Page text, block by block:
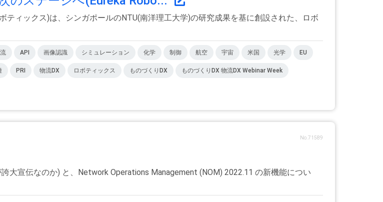
ティックス)は、シンガポールのNTU(南洋理工大学)の研究成果を基に創設された、ロボ
API 画像認識 シミュレーション 化学 制御 航空 宇宙 米国 光学 EU
PRI 物流DX ロボティックス ものづくりDX ものづくりDX 物流DX Webinar Week
No.71589
大宣伝なのか) と、Network Operations Management (NOM) 2022.11 の新機能につい